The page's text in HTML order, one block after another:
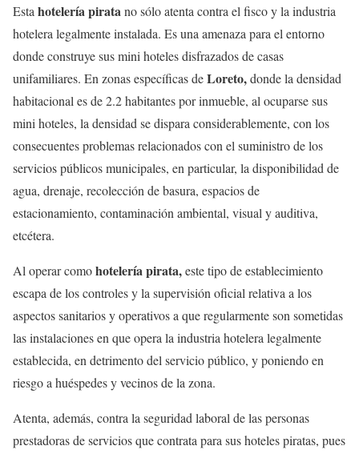
Estahotelería piratano sólo atenta contra el fisco y la industria
hotelera legalmente instalada. Es una amenaza para el entorno
donde construye sus mini hoteles disfrazados de casas
unifamiliares. En zonas específicas deLoreto,donde la densidad
habitacional es de 2.2 habitantes por inmueble, al ocuparse sus
mini hoteles, la densidad se dispara considerablemente, con los
consecuentes problemas relacionados con el suministro de los
servicios públicos municipales, en particular, la disponibilidad de
agua, drenaje, recolección de basura, espacios de
estacionamiento, contaminación ambiental, visual y auditiva,
etcétera.
Al operar comohotelería pirata,este tipo de establecimiento
escapa de los controles y la supervisión oficial relativa a los
aspectos sanitarios y operativos a que regularmente son sometidas
las instalaciones en que opera la industria hotelera legalmente
establecida, en detrimento del servicio público, y poniendo en
riesgo a huéspedes y vecinos de la zona.
Atenta, además, contra la seguridad laboral de las personas
prestadoras de servicios que contrata para sus hoteles piratas, pues